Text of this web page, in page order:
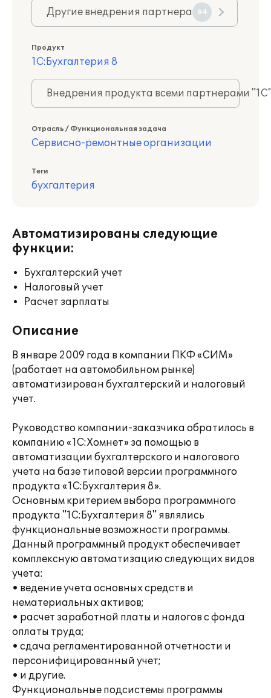
Другие внедрения партнера 64
Продукт
1С:Бухгалтерия 8
Внедрения продукта всеми партнерами
Отрасль / Функциональная задача
Сервисно-ремонтные организации
Теги
бухгалтерия
Автоматизированы следующие
функции:
Бухгалтерский учет
Налоговый учет
Расчет зарплаты
Описание
В январе 2009 года в компании ПКФ «СИМ»
(работает на автомобильном рынке)
автоматизирован бухгалтерский и налоговый
учет.
Руководство компании-заказчика обратилось в
компанию «1С:Хомнет» за помощью в
автоматизации бухгалтерского и налогового
учета на базе типовой версии программного
продукта «1С:Бухгалтерия 8».
Основным критерием выбора программного
продукта "1С:Бухгалтерия 8" являлись
функциональные возможности программы.
Данный программный продукт обеспечивает
комплексную автоматизацию следующих видов
учета:
• ведение учета основных средств и
нематериальных активов;
• расчет заработной платы и налогов с фонда
оплаты труда;
• сдача регламентированной отчетности и
персонифицированный учет;
• и другие.
Функциональные подсистемы программы